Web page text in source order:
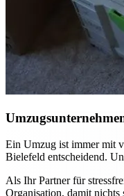
Ein Umzug ist immer mit
Bielefeld entscheidend.
Als Ihr Partner für
Organisation, damit